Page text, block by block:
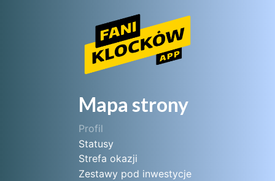
Mapa strony
Profil
Statusy
Strefa okazji
Zestawy pod inwestycje